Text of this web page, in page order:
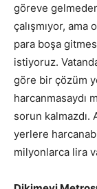
göreve
çalışmıyor, ama
para boşa
istiyoruz.
göre bir çözüm
harcanmasaydı
sorun kalmazdı.
yerlere
milyonlarca lira